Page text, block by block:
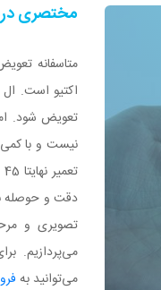
مختصری
اکتیو است.
نیست و با کمی
دقت و حوصله
می‌توانید به